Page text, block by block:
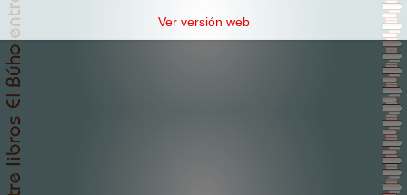
Ver versión web